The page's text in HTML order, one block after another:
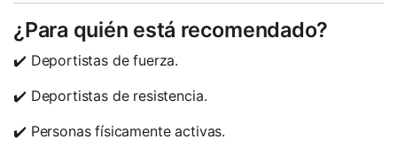
¿Para quién está recomendado?
✔️ Deportistas de fuerza.
✔️ Deportistas de resistencia.
✔️ Personas físicamente activas.